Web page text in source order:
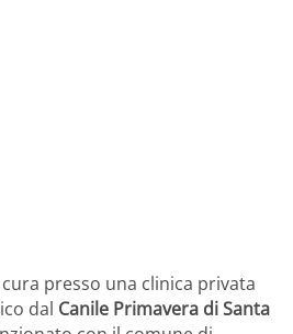
cura presso una clinica privata
dal Canile Primavera di Santa